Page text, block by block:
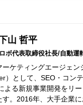
山 哲平
ボ代表取締役社長/自動運
ーケティングエージェ
）として、SEO・コン
よる新規事業開発をリ
す。2016年、大手企業